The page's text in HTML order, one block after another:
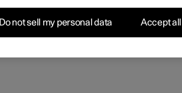
Do not sell my personal data Accept all